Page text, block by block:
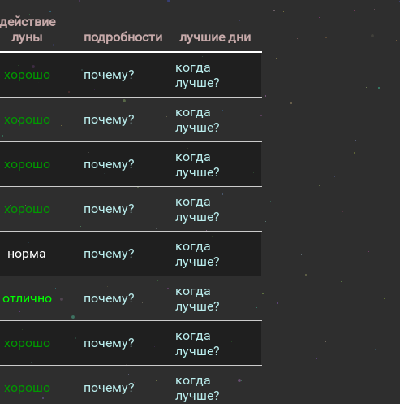
действие
луны
подробности лучшие дни
хорошо почему?
когда
лучше?
хорошо почему?
когда
лучше?
хорошо почему?
когда
лучше?
хорошо почему?
когда
лучше?
норма почему?
когда
лучше?
отлично почему?
когда
лучше?
хорошо почему?
когда
лучше?
хорошо почему?
когда
лучше?